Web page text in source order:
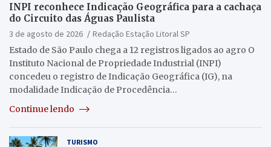
INPI reconhece Indicação Geográfica para a cachaça
do Circuito das Águas Paulista
3 de agosto de 2026
Redação Estação Litoral SP
Estado de São Paulo chega a 12 registros ligados ao agro O
Instituto Nacional de Propriedade Industrial (INPI)
concedeu o registro de Indicação Geográfica (IG), na
modalidade Indicação de Procedência…
Continue lendo
TURISMO